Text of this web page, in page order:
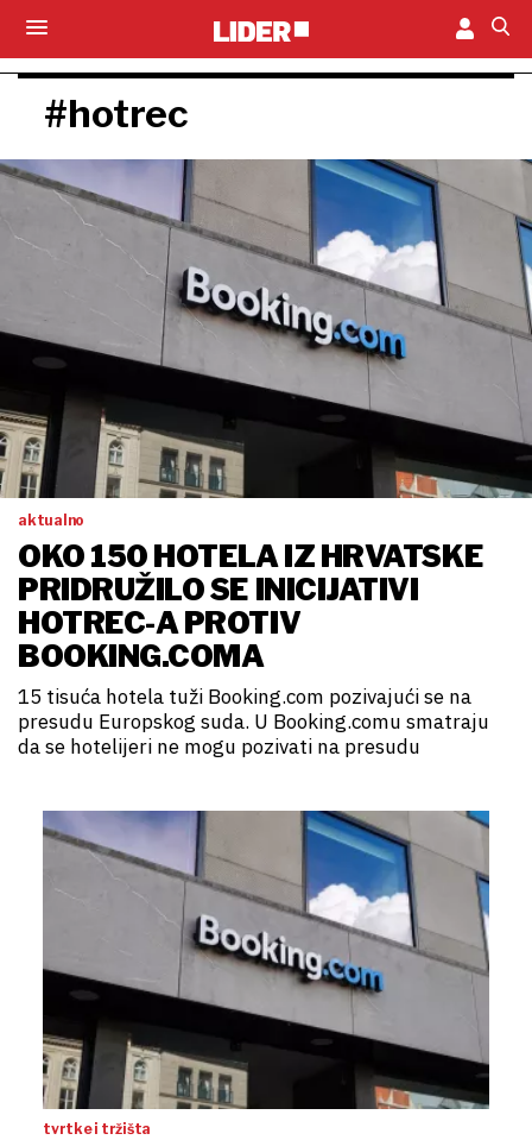
#hotrec
aktualno
OKO 150 HOTELA IZ HRVATSKE
PRIDRUŽILO SE INICIJATIVI
HOTREC-A PROTIV
BOOKING.COMA
15 tisuća hotela tuži Booking.com pozivajući se na
presudu Europskog suda. U Booking.comu smatraju
da se hotelijeri ne mogu pozivati na presudu
tvrtke i tržišta